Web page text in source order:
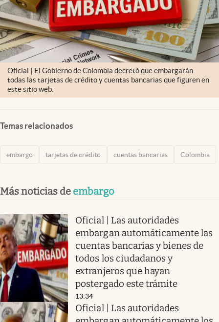
Oficial | El Gobierno de Colombia decretó que embargarán
todas las tarjetas de crédito y cuentas bancarias que figuren en
este sitio web.
Temas relacionados
embargo tarjetas de crédito cuentas bancarias Colombia
Más noticias de embargo
Oficial | Las autoridades
embargan automáticamente las
cuentas bancarias y bienes de
todos los ciudadanos y
extranjeros que hayan
postergado este trámite
13:34
Oficial | Las autoridades